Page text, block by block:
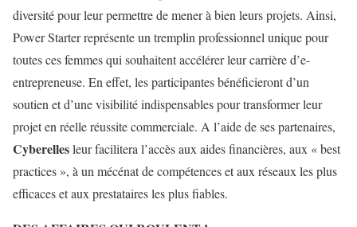
diversité pour leur permettre de mener à bien leurs projets. Ainsi,
Power Starter représente un tremplin professionnel unique pour
toutes ces femmes qui souhaitent accélérer leur carrière d’e-
entrepreneuse. En effet, les participantes bénéficieront d’un
soutien et d’une visibilité indispensables pour transformer leur
projet en réelle réussite commerciale. A l’aide de ses partenaires,
Cyberellesleur facilitera l’accès aux aides financières, aux « best
practices », à un mécénat de compétences et aux réseaux les plus
efficaces et aux prestataires les plus fiables.